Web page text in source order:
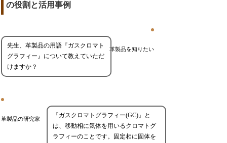
の役割と活用事例
革製品を知りたい
先生、革製品の用語『ガスクロマト
グラフィー』について教えていただ
けますか？
革製品の研究家
『ガスクロマトグラフィー(GC)』と
は、移動相に気体を用いるクロマトグ
ラフィーのことです。固定相に固体を